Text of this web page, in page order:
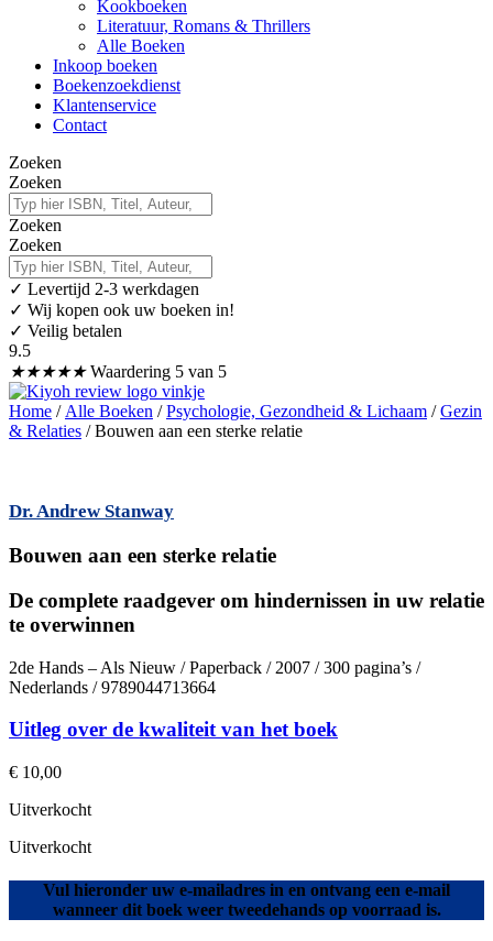
Kookboeken
Literatuur, Romans & Thrillers
Alle Boeken
Inkoop boeken
Boekenzoekdienst
Klantenservice
Contact
Zoeken
Zoeken
Zoeken
Zoeken
✓ Levertijd 2-3 werkdagen
✓ Wij kopen ook uw boeken in!
✓ Veilig betalen
9.5
★★★★★ Waardering 5 van 5
Home / Alle Boeken /Psychologie, Gezondheid & Lichaam /Gezin
& Relaties / Bouwen aan een sterke relatie
Dr. Andrew Stanway
Bouwen aan een sterke relatie
De complete raadgever om hindernissen in uw relatie
te overwinnen
2de Hands – Als Nieuw / Paperback / 2007 / 300 pagina’s /
Nederlands / 9789044713664
Uitleg over de kwaliteit van het boek
€ 10,00
Uitverkocht
Uitverkocht
Vul hieronder uw e-mailadres in en ontvang een e-mail
wanneer dit boek weer tweedehands op voorraad is.